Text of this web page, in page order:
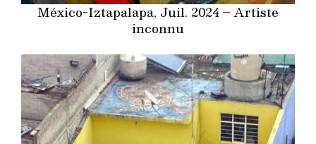
México-Iztapalapa, Juil. 2024 – Artiste
inconnu